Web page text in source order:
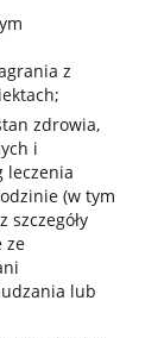
z
zdrowia,
i
leczenia
(w tym
szczegóły
ze
lub